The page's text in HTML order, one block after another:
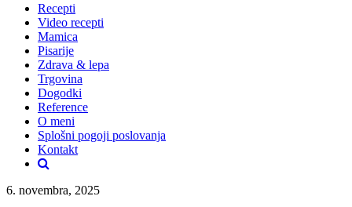
Recepti
Video recepti
Mamica
Pisarije
Zdrava & lepa
Trgovina
Dogodki
Reference
O meni
Splošni pogoji poslovanja
Kontakt
6. novembra, 2025